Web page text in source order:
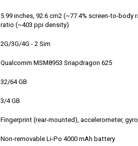
5.99 inches, 92.6 cm2 (~77.4% screen-to-body
ratio (~403 ppi density)
2G/3G/4G - 2 Sim
Qualcomm MSM8953 Snapdragon 625
32/64 GB
3/4 GB
Fingerprint (rear-mounted), accelerometer,
Non-removable Li-Po 4000 mAh battery